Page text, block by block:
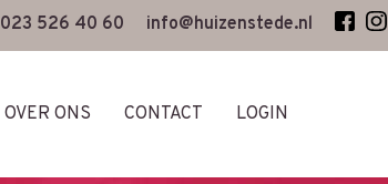
023 526 40 60 info@huizenstede.nl
OVER ONS CONTACT LOGIN